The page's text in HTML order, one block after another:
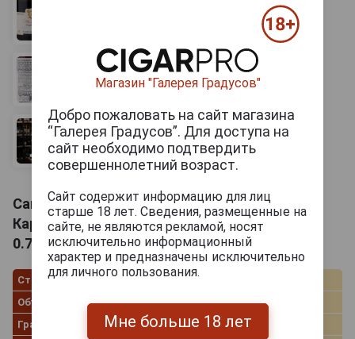
Carl Loewen Riesling Maximin Klosterlay Вино
Карл Лёвен Рислинг Максимин Клостерлай
0.75л
Страна производства
Германия
Объём
0.75 л
Градус
12.5%
Магазин "Галерея Градусов"
Добро пожаловать на сайт магазина
“Галерея Градусов”. Для доступа на
сайт необходимо подтвердить
совершеннолетний возраст.
Сайт содержит информацию для лиц
старше 18 лет. Сведения, размещенные на
сайте, не являются рекламой, носят
исключительно информационный
характер и предназначены исключительно
для личного пользования.
Мне больше 18 лет